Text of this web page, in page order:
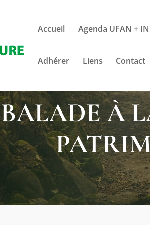
Accueil Agenda UFAN +
Adhérer Liens Contact
BALADE À